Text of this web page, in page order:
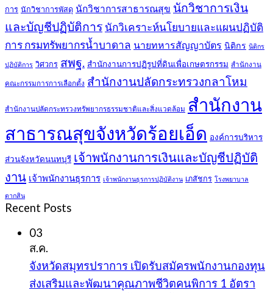
การ นักวิชาการพัสดุ นักวิชาการสาธารณสุข นักวิชาการเงิน
และบัญชีปฏิบัติการ นักวิเคราะห์นโยบายและแผนปฏิบัติ
การ กรมทรัพยากรน้ำบาดาล นายทหารสัญญาบัตร นิติกร นิติกร
ปฏิบัติการ วิศวกร สพฐ. สำนักงานการปฏิรูปที่ดินเพื่อเกษตรกรรม สำนักงาน
คณะกรรมการการเลือกตั้ง สำนักงานปลัดกระทรวงกลาโหม
สำนักงานปลัดกระทรวงทรัพยากรธรรมชาติและสิ่งแวดล้อม สำนักงาน
สาธารณสุขจังหวัดร้อยเอ็ด องค์การบริหาร
ส่วนจังหวัดนนทบุรี เจ้าพนักงานการเงินและบัญชีปฏิบัติ
งาน เจ้าพนักงานธุรการ เจ้าพนักงานธุรการปฏิบัติงาน เภสัชกร โรงพยาบาล
ตากสิน
Recent Posts
03
ส.ค.
จังหวัดสมุทรปราการ เปิดรับสมัครพนักงานกองทุน
ส่งเสริมและพัฒนาคุณภาพชีวิตคนพิการ 1 อัตรา